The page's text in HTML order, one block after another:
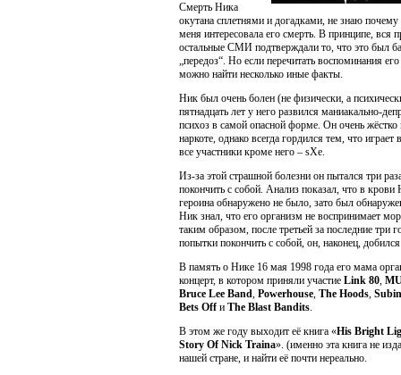
Смерть Ника
окутана сплетнями и догадками, не знаю
меня интересовала его смерть. В принципе, вся
остальные СМИ подтверждали то, что это был
„передоз“. Но если перечитать воспоминания
можно найти несколько иные факты.
Ник был очень болен (не физически, а
пятнадцать лет у него развился маниакально-
психоз в самой опасной форме. Он очень жёстко
наркоте, однако всегда гордился тем, что играет
все участники кроме него – sXe.
Из-за этой страшной болезни он пытался три
покончить с собой. Анализ показал, что в крови
героина обнаружено не было, зато был
Ник знал, что его организм не воспринимает
таким образом, после третьей за последние три
попытки покончить с собой, он, наконец,
В память о Нике 16 мая 1998 года его мама
концерт, в котором приняли участие Link 80,
Bruce Lee Band, Powerhouse, The Hoods,
Bets Offи The Blast Bandits.
В этом же году выходит её книга «His Bright
Story Of Nick Traina». (именно эта книга не
нашей стране, и найти её почти нереально.